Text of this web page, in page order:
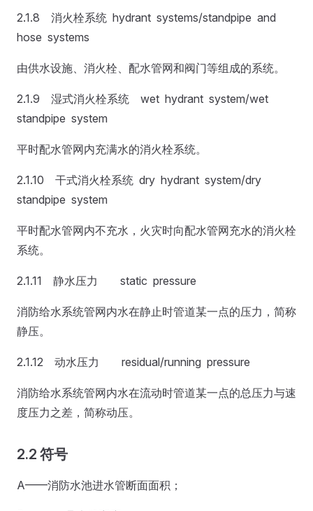
2.1.8 消火栓系统 hydrant systems/standpipe and
hose systems
由供水设施、消火栓、配水管网和阀门等组成的系统。
2.1.9 湿式消火栓系统 wet hydrant system/wet
standpipe system
平时配水管网内充满水的消火栓系统。
2.1.10 干式消火栓系统 dry hydrant system/dry
standpipe system
平时配水管网内不充水，火灾时向配水管网充水的消火栓
系统。
2.1.11 静水压力 static pressure
消防给水系统管网内水在静止时管道某一点的压力，简称
静压。
2.1.12 动水压力 residual/running pressure
消防给水系统管网内水在流动时管道某一点的总压力与速
度压力之差，简称动压。
2.2 符号
A——消防水池进水管断面面积；